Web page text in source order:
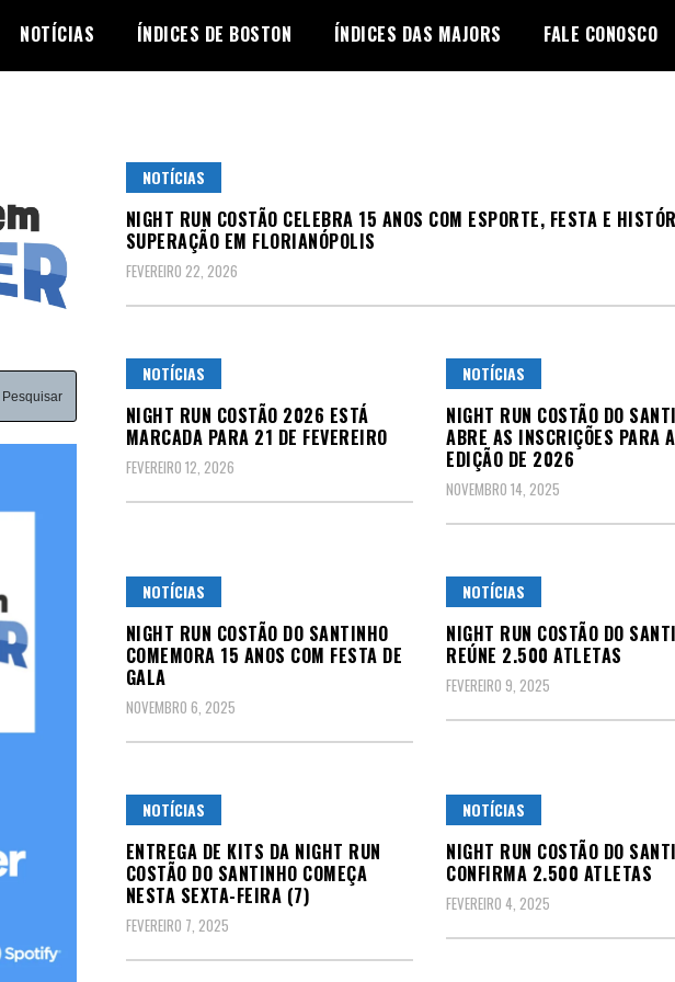
NOTÍCIAS ÍNDICES DE BOSTON ÍNDICES DAS MAJORS FALE CONOSCO
NOTÍCIAS
NIGHT RUN COSTÃO CELEBRA 15 ANOS COM ESPORTE, FESTA E
SUPERAÇÃO EM FLORIANÓPOLIS
FEVEREIRO 22, 2026
NOTÍCIAS
NIGHT RUN COSTÃO 2026 ESTÁ
MARCADA PARA 21 DE FEVEREIRO
FEVEREIRO 12, 2026
NOTÍCIAS
NIGHT RUN COSTÃO DO
ABRE AS INSCRIÇÕES PARA A
EDIÇÃO DE 2026
NOVEMBRO 14, 2025
NOTÍCIAS
NIGHT RUN COSTÃO DO SANTINHO
COMEMORA 15 ANOS COM FESTA DE
GALA
NOVEMBRO 6, 2025
NOTÍCIAS
NIGHT RUN COSTÃO DO
REÚNE 2.500 ATLETAS
FEVEREIRO 9, 2025
NOTÍCIAS
ENTREGA DE KITS DA NIGHT RUN
COSTÃO DO SANTINHO COMEÇA
NESTA SEXTA-FEIRA (7)
FEVEREIRO 7, 2025
NOTÍCIAS
NIGHT RUN COSTÃO DO
CONFIRMA 2.500 ATLETAS
FEVEREIRO 4, 2025
Pesquisar